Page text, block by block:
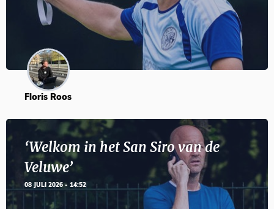
Floris Roos
‘Welkom in het San Siro van de
Veluwe’
08 JULI 2026 - 14:52